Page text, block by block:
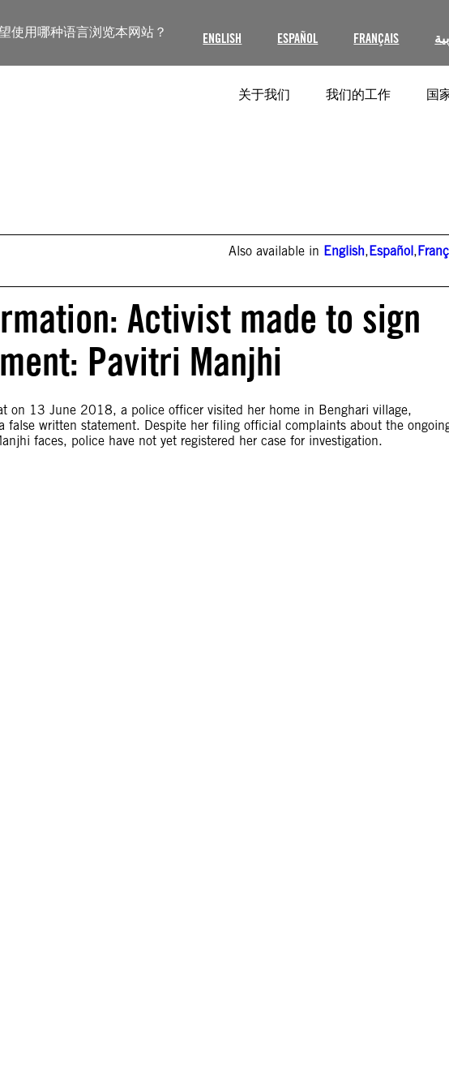
使用哪种语言浏览本网站？ ENGLISH ESPAÑOL FRANÇAIS
关于我们 我们的工作 国
Also available in English,Español,
Activist made to sign
Pavitri Manjhi
on 13 June 2018, a police officer visited her home in Benghari village,
false written statement. Despite her filing official complaints about the
faces, police have not yet registered her case for investigation.